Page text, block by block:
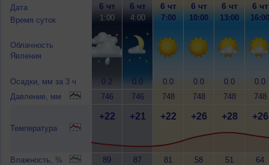
Дата
Время суток
Облачность
Явления
Осадки, мм за 3 ч
Давление, мм
Температура
Влажность, %
6 чт
1:00
0.2
746
+22
89
6 чт
4:00
0.0
746
+21
87
6 чт
7:00
0.0
748
+22
81
6 чт
10:00
0.0
748
+26
58
6 чт
13:00
0.0
748
+28
51
6 чт
16:00
0.0
748
+26
64